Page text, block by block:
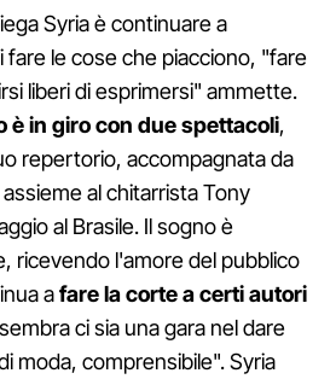
Syria è continuare a
fare le cose che piacciono, "fare
liberi di esprimersi" ammette.
è in giro con due spettacoli,
repertorio, accompagnata da
al chitarrista Tony
al Brasile. Il sogno è
ricevendo l'amore del pubblico
afare la corte a certi autori
ci sia una gara nel dare
moda, comprensibile". Syria